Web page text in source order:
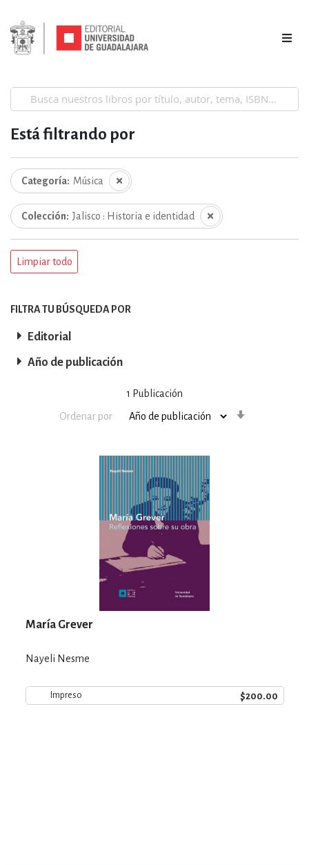
1 Publicación
Ordenar por
María Grever
Nayeli Nesme
Impreso $200.00
Está filtrando por
Categoría Música
Colección Jalisco : Historia e identidad
Limpiar todo
FILTRA TU BÚSQUEDA POR
Editorial
Año de publicación